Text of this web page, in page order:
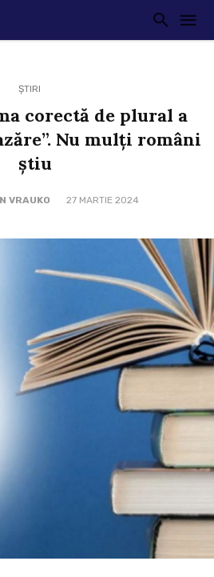
ȘTIRI
corectă de plural a
Nu mulți români
știu
VRAUKO 27 MARTIE 2024